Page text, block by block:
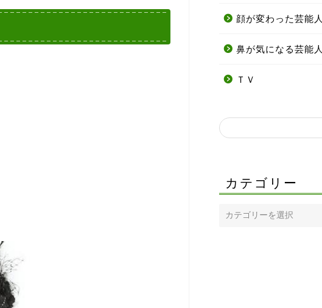
顔が変わった芸能人
鼻が気になる芸能人
ＴＶ
カテゴリー